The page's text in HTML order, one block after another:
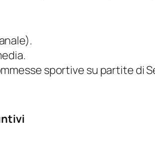
sportive su partite di